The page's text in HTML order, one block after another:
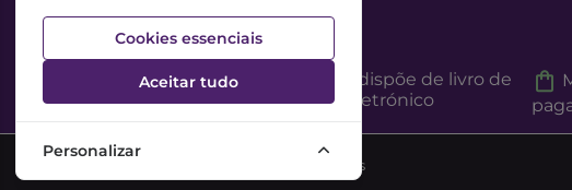
Esta Farmácia dispõe de livro de
reclamações eletrónico
©2026 Todos os direitos reservados
Cookies essenciais
Aceitar tudo
Personalizar